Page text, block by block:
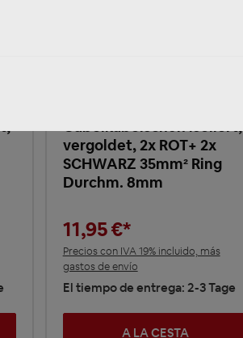
Gabelkabelschuh isoliert,
vergoldet, 2x ROT+ 2x
SCHWARZ 35mm² Ring
Durchm. 8mm
11,95 €*
Precios con IVA 19% incluido, más
gastos de envío
El tiempo de entrega: 2-3 Tage
A LA CESTA